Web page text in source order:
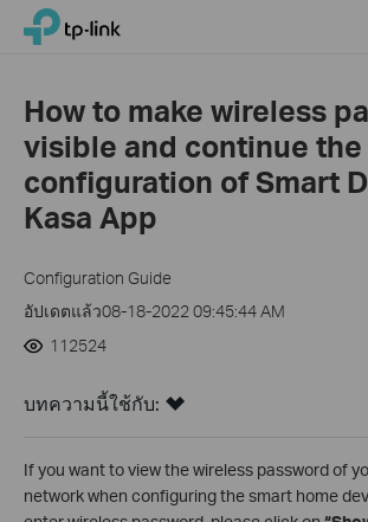
Click
navigation
bar
TP-Link, Reliably Smart
How to make wireless
visible and continue the
configuration of Smart
Kasa App
Configuration Guide
อัปเดตแล้ว08-18-2022 09:45:44 AM
112524
บทความนี้ใช้กับ:
If you want to view the wireless password of
network when configuring the smart home